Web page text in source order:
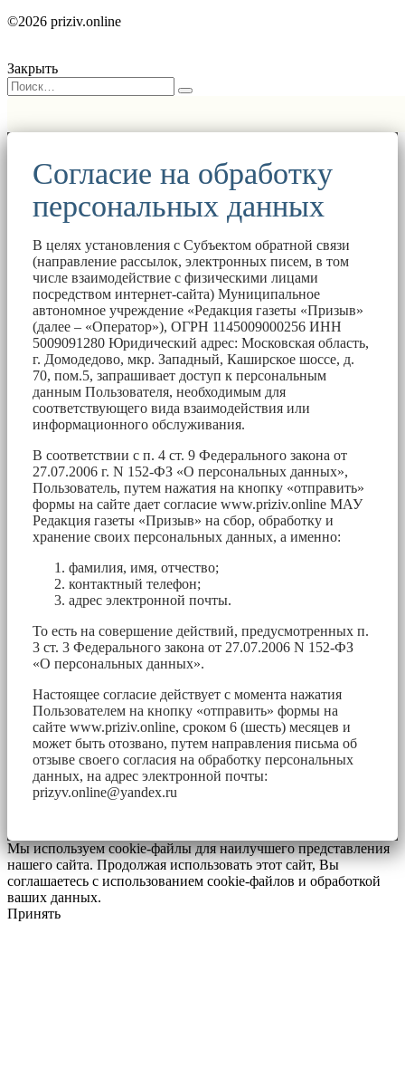
©2026 priziv.online
Закрыть
Согласие на обработку
персональных данных
В целях установления с Субъектом обратной связи
(направление рассылок, электронных писем, в том
числе взаимодействие с физическими лицами
посредством интернет-сайта) Муниципальное
автономное учреждение «Редакция газеты «Призыв»
(далее – «Оператор»), ОГРН 1145009000256 ИНН
5009091280 Юридический адрес: Московская область,
г. Домодедово, мкр. Западный, Каширское шоссе, д.
70, пом.5, запрашивает доступ к персональным
данным Пользователя, необходимым для
соответствующего вида взаимодействия или
информационного обслуживания.
В соответствии с п. 4 ст. 9 Федерального закона от
27.07.2006 г. N 152-ФЗ «О персональных данных»,
Пользователь, путем нажатия на кнопку «отправить»
формы на сайте дает согласие www.priziv.online МАУ
Редакция газеты «Призыв» на сбор, обработку и
хранение своих персональных данных, а именно:
фамилия, имя, отчество;
контактный телефон;
адрес электронной почты.
То есть на совершение действий, предусмотренных п.
3 ст. 3 Федерального закона от 27.07.2006 N 152-ФЗ
«О персональных данных».
Настоящее согласие действует с момента нажатия
Пользователем на кнопку «отправить» формы на
сайте www.priziv.online, сроком 6 (шесть) месяцев и
может быть отозвано, путем направления письма об
отзыве своего согласия на обработку персональных
данных, на адрес электронной почты:
prizyv.online@yandex.ru
Мы используем cookie-файлы для наилучшего представления
нашего сайта. Продолжая использовать этот сайт, Вы
соглашаетесь с использованием cookie-файлов и обработкой
ваших данных.
Принять